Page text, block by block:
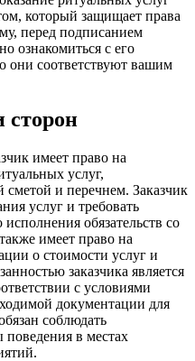
который защищает права
перед подписанием
ознакомиться с его
они соответствуют вашим
сторон
имеет право на
услуг,
сметой и перечнем. Заказчик
услуг и требовать
обязательств со
имеет право на
о стоимости услуг и
заказчика является
с условиями
документации для
соблюдать
в местах